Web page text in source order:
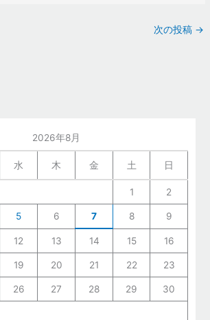
次の投稿 →
2026年8月
水 木 金 土 日
1 2
5 6 7 8 9
12 13 14 15 16
19 20 21 22 23
26 27 28 29 30